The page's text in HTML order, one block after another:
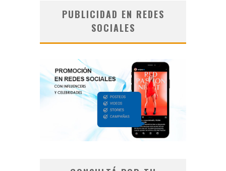
PUBLICIDAD EN REDES
SOCIALES